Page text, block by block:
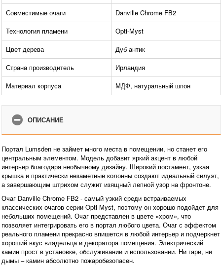
Совместимые очаги
Danville Chrome FB2
Технология пламени
Opti-Myst
Цвет дерева
Дуб антик
Страна производитель
Ирландия
Материал корпуса
МДФ, натуральный шпон
ОПИСАНИЕ
Портал Lumsden не займет много места в помещении, но станет его
центральным элементом. Модель добавит яркий акцент в любой
интерьер благодаря необычному дизайну. Широкий постамент, узкая
крышка и практически незаметные колонны создают идеальный силуэт,
а завершающим штрихом служит изящный лепной узор на фронтоне.
Очаг Danville Chrome FB2 - самый узкий среди встраиваемых
классических очагов серии Opti-Myst, поэтому он хорошо подойдет для
небольших помещений. Очаг представлен в цвете «хром», что
позволяет интегрировать его в портал любого цвета. Очаг с эффектом
реального пламени прекрасно впишется в любой интерьер и подчеркнет
хороший вкус владельца и декоратора помещения. Электрический
камин прост в установке, обслуживании и использовании. Ни гари, ни
дымы – камин абсолютно пожаробезопасен.